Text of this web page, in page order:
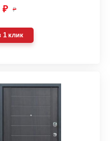
₽ ₽
1 клик